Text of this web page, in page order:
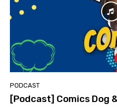
PODCAST
[Podcast] Comics Dog